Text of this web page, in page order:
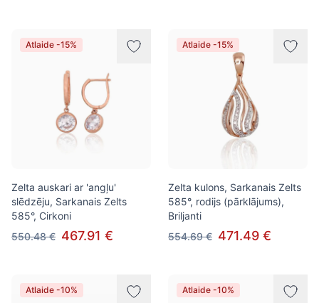
Atlaide -15%
Zelta auskari ar 'angļu'
slēdzēju, Sarkanais Zelts
585°, Cirkoni
550.48 € 467.91 €
Atlaide -15%
Zelta kulons, Sarkanais Zelts
585°, rodijs (pārklājums),
Briljanti
554.69 € 471.49 €
Atlaide -10% Atlaide -10%